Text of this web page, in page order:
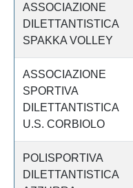
ASSOCIAZIONE
DILETTANTISTICA
SPAKKA VOLLEY
ASSOCIAZIONE
SPORTIVA
DILETTANTISTICA
U.S. CORBIOLO
POLISPORTIVA
DILETTANTISTICA